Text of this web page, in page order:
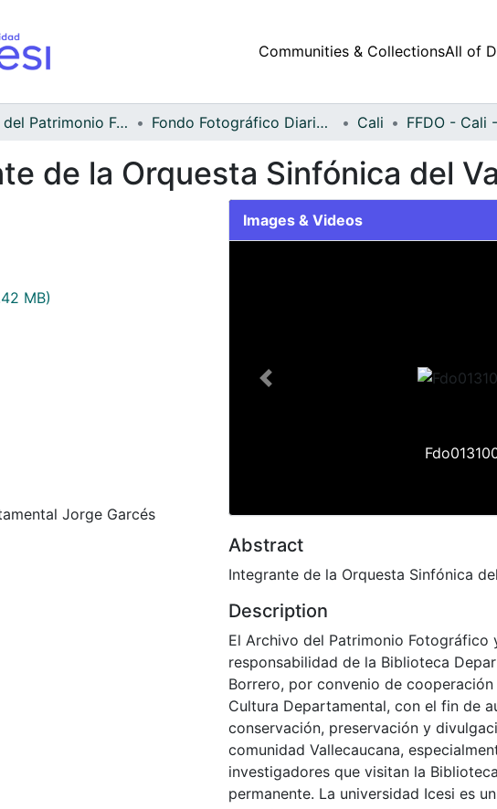
Communities & CollectionsAll of
Archivo del Patrimonio Fotográfico y Fílmico del Valle del Cauca Fondo Fotográfico Diario Occidente Cali FFDO - Cali
de la Orquesta Sinfónica del
MB)
Jorge Garcés
Images & Videos
Previous
Abstract
Integrante de la Orquesta Sinfónica
Description
El Archivo del Patrimonio Fotográfico
responsabilidad de la Biblioteca
Borrero, por convenio de
Cultura Departamental, con el fin de
conservación, preservación y
comunidad Vallecaucana,
investigadores que visitan la
permanente. La universidad Icesi es